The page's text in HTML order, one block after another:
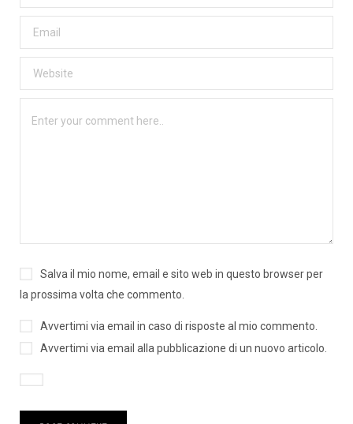
Salva il mio nome, email e sito web in questo browser per
la prossima volta che commento.
Avvertimi via email in caso di risposte al mio commento.
Avvertimi via email alla pubblicazione di un nuovo articolo.